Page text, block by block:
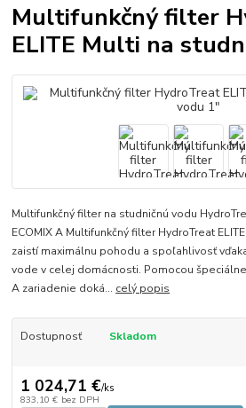
Multifunkčný filter
ELITE Multi na
Multifunkčný filter na studničnú vodu
ECOMIX A Multifunkčný filter HydroTreat
zaistí maximálnu pohodu a spoľahlivosť
vode v celej domácnosti. Pomocou
A zariadenie doká... celý popis
Dostupnosť Skladom
1 024,71 €/ks
833,10 € bez DPH